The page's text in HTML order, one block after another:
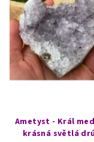
Ametyst - Král
krásná světlá